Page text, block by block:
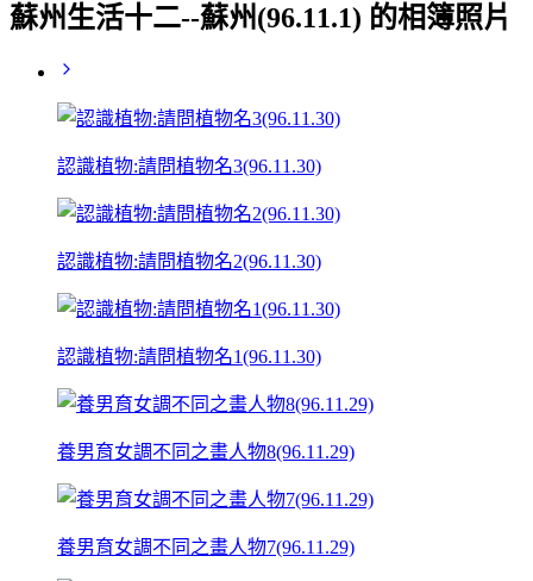
蘇州生活十二--蘇州(96.11.1) 的相簿照片
認識植物:請問植物名3(96.11.30)
認識植物:請問植物名2(96.11.30)
認識植物:請問植物名1(96.11.30)
養男育女調不同之畫人物8(96.11.29)
養男育女調不同之畫人物7(96.11.29)